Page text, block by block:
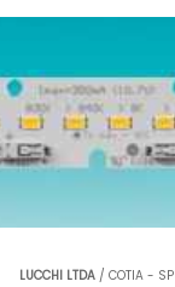
LUCCHI LTDA / COTIA - SP